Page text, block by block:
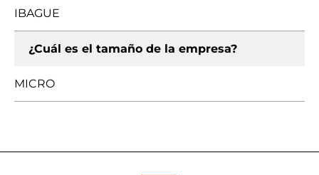
IBAGUE
¿Cuál es el tamaño de la empresa?
MICRO